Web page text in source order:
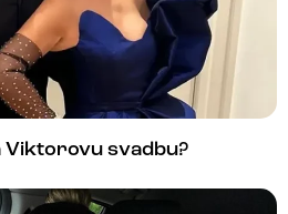
Viktorovu svadbu?